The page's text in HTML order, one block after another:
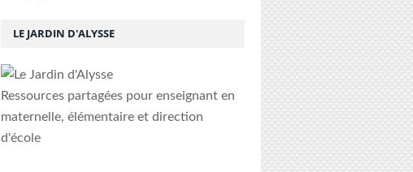
LE JARDIN D'ALYSSE
Ressources partagées pour enseignant en
maternelle, élémentaire et direction
d'école